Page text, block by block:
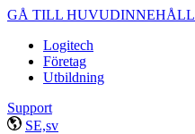
GÅ TILL HUVUDINNEHÅLL
Logitech
Företag
Utbildning
Support
SE,sv